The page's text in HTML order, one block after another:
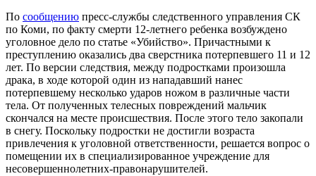
По сообщению пресс-службы следственного управления СК
по Коми, по факту смерти 12-летнего ребенка возбуждено
уголовное дело по статье «Убийство». Причастными к
преступлению оказались два сверстника потерпевшего 11 и 12
лет. По версии следствия, между подростками произошла
драка, в ходе которой один из нападавший нанес
потерпевшему несколько ударов ножом в различные части
тела. От полученных телесных повреждений мальчик
скончался на месте происшествия. После этого тело закопали
в снегу. Поскольку подростки не достигли возраста
привлечения к уголовной ответственности, решается вопрос о
помещении их в специализированное учреждение для
несовершеннолетних-правонарушителей.